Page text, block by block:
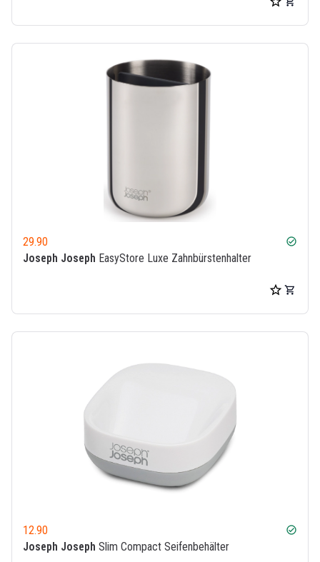
29.90 check_circle
Joseph Joseph EasyStore Luxe Zahnbürstenhalter
12.90 check_circle
Joseph Joseph Slim Compact Seifenbehälter